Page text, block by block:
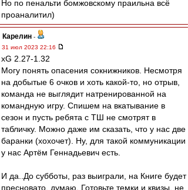
Но по пенальти бомжовскому праильна всё
проаналитил)
Карелин -
31 июл 2023 22:16
xG 2.27-1.32
Могу понять опасения сокнижников. Несмотря
на добытые 6 очков и хоть какой-то, но отрыв,
команда не выглядит натренированной на
командную игру. Спишем на вкатывание в
сезон и пусть ребята с ТШ не смотрят в
табличку. Можно даже им сказать, что у нас две
баранки (хохочет). Ну, для такой коммуникации
у нас Артём Геннадьевич есть.
И да..До субботы, раз выиграли, на Книге будет
пресновато, думаю. Готовьте темки и квизы, не